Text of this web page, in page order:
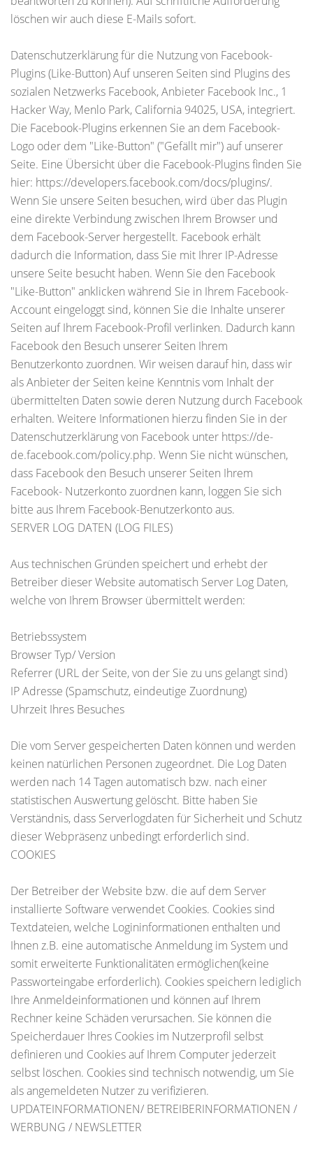
löschen wir auch diese E-Mails sofort.
Datenschutzerklärung für die Nutzung von Facebook-
Plugins (Like-Button) Auf unseren Seiten sind Plugins des
sozialen Netzwerks Facebook, Anbieter Facebook Inc., 1
Hacker Way, Menlo Park, California 94025, USA, integriert.
Die Facebook-Plugins erkennen Sie an dem Facebook-
Logo oder dem "Like-Button" ("Gefällt mir") auf unserer
Seite. Eine Übersicht über die Facebook-Plugins finden Sie
hier: https://developers.facebook.com/docs/plugins/.
Wenn Sie unsere Seiten besuchen, wird über das Plugin
eine direkte Verbindung zwischen Ihrem Browser und
dem Facebook-Server hergestellt. Facebook erhält
dadurch die Information, dass Sie mit Ihrer IP-Adresse
unsere Seite besucht haben. Wenn Sie den Facebook
"Like-Button" anklicken während Sie in Ihrem Facebook-
Account eingeloggt sind, können Sie die Inhalte unserer
Seiten auf Ihrem Facebook-Profil verlinken. Dadurch kann
Facebook den Besuch unserer Seiten Ihrem
Benutzerkonto zuordnen. Wir weisen darauf hin, dass wir
als Anbieter der Seiten keine Kenntnis vom Inhalt der
übermittelten Daten sowie deren Nutzung durch Facebook
erhalten. Weitere Informationen hierzu finden Sie in der
Datenschutzerklärung von Facebook unter https://de-
de.facebook.com/policy.php. Wenn Sie nicht wünschen,
dass Facebook den Besuch unserer Seiten Ihrem
Facebook- Nutzerkonto zuordnen kann, loggen Sie sich
bitte aus Ihrem Facebook-Benutzerkonto aus.
SERVER LOG DATEN (LOG FILES)
Aus technischen Gründen speichert und erhebt der
Betreiber dieser Website automatisch Server Log Daten,
welche von Ihrem Browser übermittelt werden:
Betriebssystem
Browser Typ/ Version
Referrer (URL der Seite, von der Sie zu uns gelangt sind)
IP Adresse (Spamschutz, eindeutige Zuordnung)
Uhrzeit Ihres Besuches
Die vom Server gespeicherten Daten können und werden
keinen natürlichen Personen zugeordnet. Die Log Daten
werden nach 14 Tagen automatisch bzw. nach einer
statistischen Auswertung gelöscht. Bitte haben Sie
Verständnis, dass Serverlogdaten für Sicherheit und Schutz
dieser Webpräsenz unbedingt erforderlich sind.
COOKIES
Der Betreiber der Website bzw. die auf dem Server
installierte Software verwendet Cookies. Cookies sind
Textdateien, welche Logininformationen enthalten und
Ihnen z.B. eine automatische Anmeldung im System und
somit erweiterte Funktionalitäten ermöglichen(keine
Passworteingabe erforderlich). Cookies speichern lediglich
Ihre Anmeldeinformationen und können auf Ihrem
Rechner keine Schäden verursachen. Sie können die
Speicherdauer Ihres Cookies im Nutzerprofil selbst
definieren und Cookies auf Ihrem Computer jederzeit
selbst löschen. Cookies sind technisch notwendig, um Sie
als angemeldeten Nutzer zu verifizieren.
UPDATEINFORMATIONEN/ BETREIBERINFORMATIONEN /
WERBUNG / NEWSLETTER